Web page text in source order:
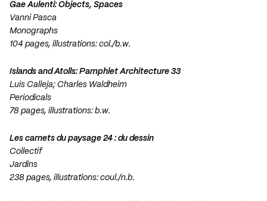
Gae Aulenti: Objects, Spaces
Vanni Pasca
Monographs
104 pages, illustrations: col./b.w.
Islands and Atolls: Pamphlet Architecture 33
Luis Calleja; Charles Waldheim
Periodicals
78 pages, illustrations: b.w.
Les carnets du paysage 24 : du dessin
Collectif
Jardins
238 pages, illustrations: coul./n.b.